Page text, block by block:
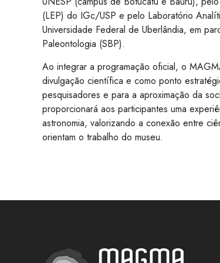
(LEP) do IGc/USP e pelo Laboratório
Universidade Federal de Uberlândia, em
Paleontologia (SBP).
Ao integrar a programação oficial, o
divulgação científica e como ponto
pesquisadores e para a aproximação da
proporcionará aos participantes uma
astronomia, valorizando a conexão entre
orientam o trabalho do museu.